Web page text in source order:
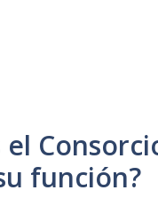
el
función?